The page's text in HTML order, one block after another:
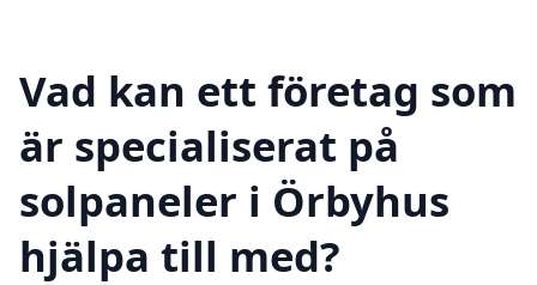
Vad kan ett företag som
är specialiserat på
solpaneler i Örbyhus
hjälpa till med?